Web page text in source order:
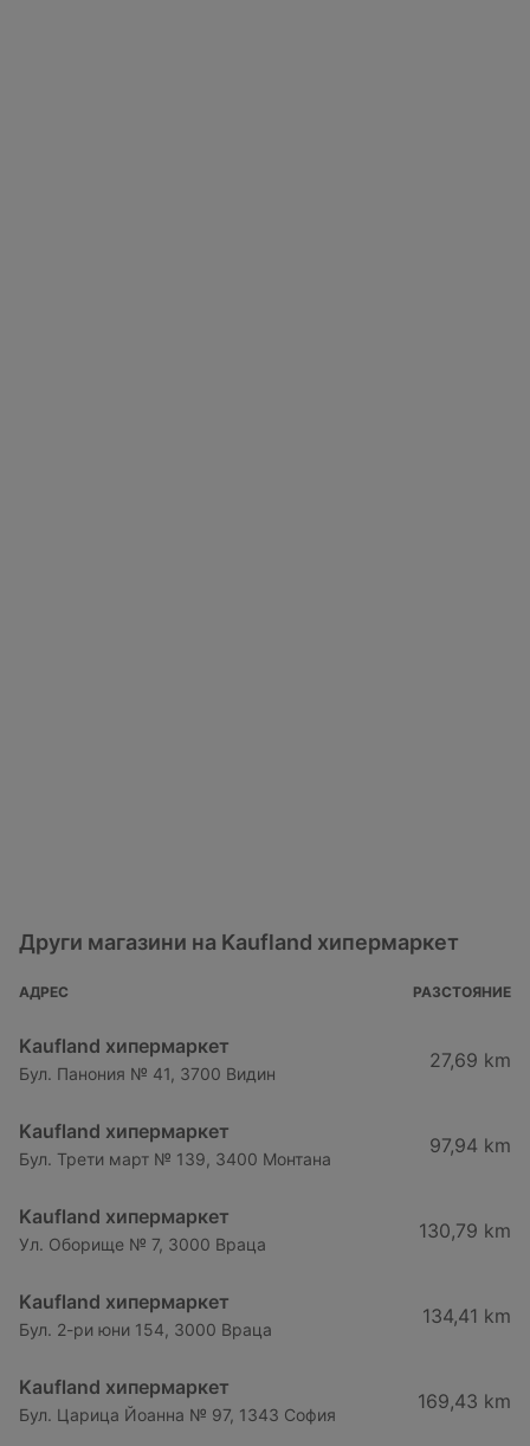
Други магазини на Kaufland хипермаркет
АДРЕС РАЗСТОЯНИЕ
Kaufland хипермаркет
Бул. Панония № 41, 3700 Видин
27,69 km
Kaufland хипермаркет
Бул. Трети март № 139, 3400 Монтана
97,94 km
Kaufland хипермаркет
Ул. Оборище № 7, 3000 Враца
130,79 km
Kaufland хипермаркет
Бул. 2-ри юни 154, 3000 Враца
134,41 km
Kaufland хипермаркет
Бул. Царица Йоанна № 97, 1343 София
169,43 km